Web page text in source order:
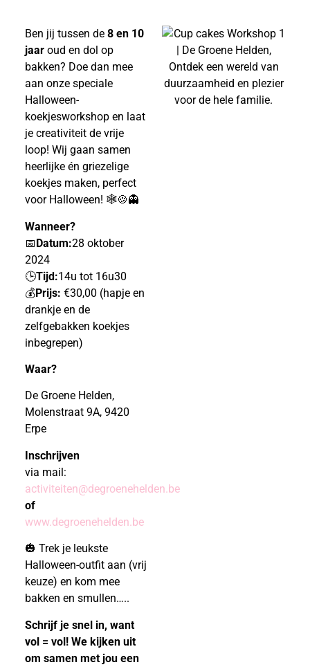
Ben jij tussen de 8 en 10
jaar oud en dol op
bakken? Doe dan mee
aan onze speciale
Halloween-
koekjesworkshop en laat
je creativiteit de vrije
loop! Wij gaan samen
heerlijke én griezelige
koekjes maken, perfect
voor Halloween! 🕸️🍪👻
Wanneer?
📅Datum:28 oktober
2024
🕒Tijd:14u tot 16u30
💰Prijs: €30,00 (hapje en
drankje en de
zelfgebakken koekjes
inbegrepen)
Waar?
De Groene Helden,
Molenstraat 9A, 9420
Erpe
Inschrijven
via mail:
activiteiten@degroenehelden.be
of
www.degroenehelden.be
🎃 Trek je leukste
Halloween-outfit aan (vrij
keuze) en kom mee
bakken en smullen…..
Schrijf je snel in, want
vol = vol! We kijken uit
om samen met jou een